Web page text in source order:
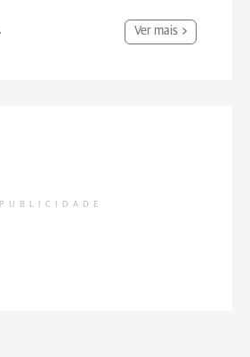
Ver mais
PUBLICIDADE